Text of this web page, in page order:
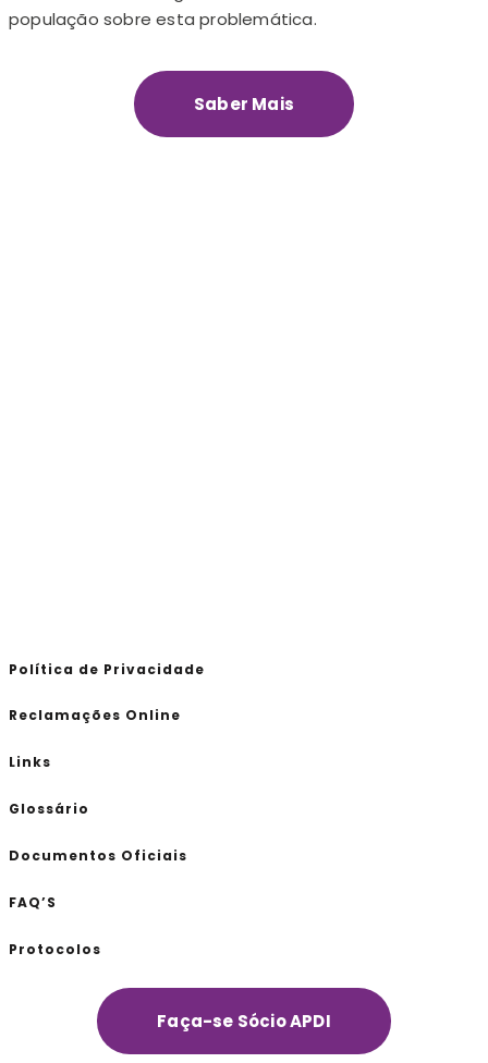
população sobre esta problemática.
Saber Mais
Política de Privacidade
Reclamações Online
Links
Glossário
Documentos Oficiais
FAQ’S
Protocolos
Faça-se Sócio APDI